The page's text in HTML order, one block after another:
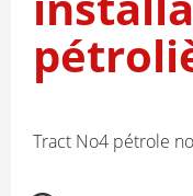
Tract No4 pétrole